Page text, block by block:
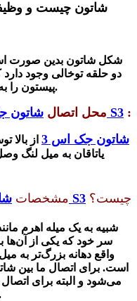
شاتون چیست و
شکل شاتون بدین صورت
دو حلقه توخالی وجود
پیستون را به حرکت چرخشی میل لنگ تبدیل میکند.
محل اتصال شاتون جک S3 :
شاتون جک اس 3
از بالا
یاتاقان به میل لنگ
مشخصات شاتون اصلی جک S3 چیست؟
شبیه به یک میله اهرم
سر خود که یکی از آن‌ها
واقع دهانه بزرگ‌تر به
است. برای اتصال ما بین
می‌شود و البته برای
به نام گژن پین